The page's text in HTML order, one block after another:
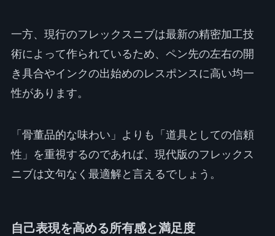
一方、現行のフレックスニブは最新の精密加工技
術によって作られているため、ペン先の左右の開
き具合やインクの出始めのレスポンスに高い均一
性があります。
「骨董品的な味わい」よりも「道具としての信頼
性」を重視するのであれば、現代版のフレックス
ニブは文句なく最適解と言えるでしょう。
自己表現を高める所有感と満足度